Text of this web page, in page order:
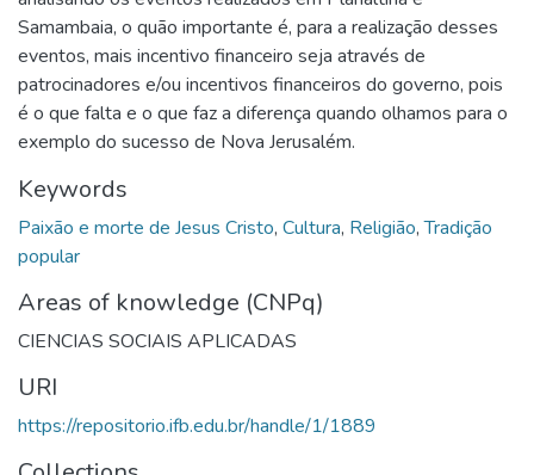
Samambaia, o quão importante é, para a realização desses
eventos, mais incentivo financeiro seja através de
patrocinadores e/ou incentivos financeiros do governo, pois
é o que falta e o que faz a diferença quando olhamos para o
exemplo do sucesso de Nova Jerusalém.
Keywords
Paixão e morte de Jesus Cristo, Cultura, Religião,Tradição
popular
Areas of knowledge (CNPq)
CIENCIAS SOCIAIS APLICADAS
URI
https://repositorio.ifb.edu.br/handle/1/1889